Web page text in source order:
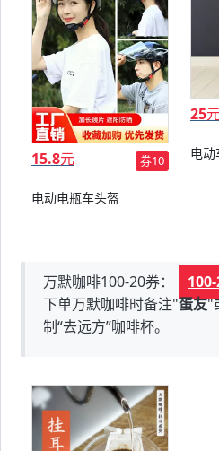
15.8元 券10
电动电瓶车头盔
25
电
万默咖啡100-20券：
下单万默咖啡时备注"蛋友"
制“去远方”咖啡杯。